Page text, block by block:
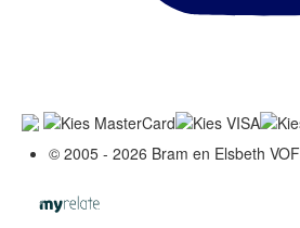
© 2005 - 2026 Bram en Elsbeth VOF